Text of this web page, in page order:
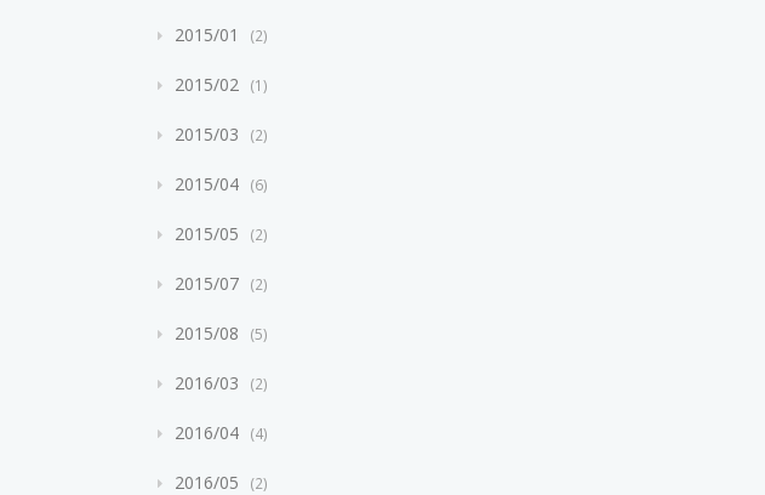
2015/01 2
2015/02 1
2015/03 2
2015/04 6
2015/05 2
2015/07 2
2015/08 5
2016/03 2
2016/04 4
2016/05 2